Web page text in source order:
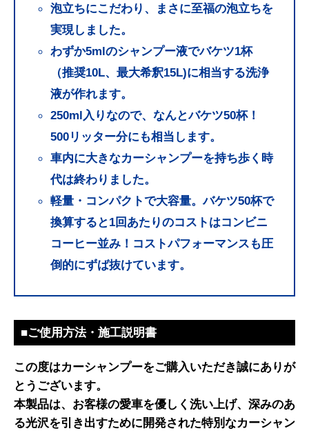
泡立ちにこだわり、まさに至福の泡立ちを
実現しました。
わずか5mlのシャンプー液でバケツ1杯
（推奨10L、最大希釈15L)に相当する洗浄
液が作れます。
250ml入りなので、なんとバケツ50杯！
500リッター分にも相当します。
車内に大きなカーシャンプーを持ち歩く時
代は終わりました。
軽量・コンパクトで大容量。バケツ50杯で
換算すると1回あたりのコストはコンビニ
コーヒー並み！コストパフォーマンスも圧
倒的にずば抜けています。
■ご使用方法・施工説明書
この度はカーシャンプーをご購入いただき誠にありが
とうございます。
本製品は、お客様の愛車を優しく洗い上げ、深みのあ
る光沢を引き出すために開発された特別なカーシャン